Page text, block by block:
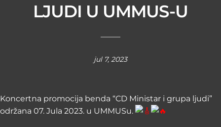
LJUDI U UMMUS-U
jul 7, 2023
Koncertna promocija benda “CD Ministar i grupa ljudi”
održana 07. Jula 2023. u UMMUSu.